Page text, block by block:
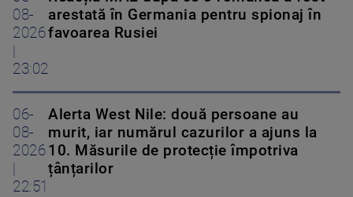
08-
2026
23:02
arestată în Germania pentru spionaj în
favoarea Rusiei
06-
08-
2026
22:51
Alerta West Nile: două persoane au
murit, iar numărul cazurilor a ajuns la
10. Măsurile de protecție împotriva
țânțarilor